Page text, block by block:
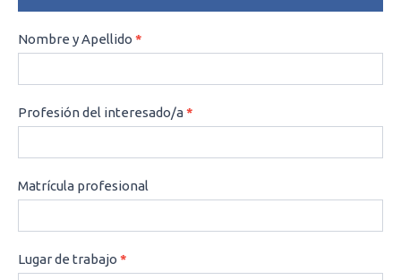
CONSULTAS
Nombre y Apellido *
Profesión del interesado/a*
Matrícula profesional
Lugar de trabajo *